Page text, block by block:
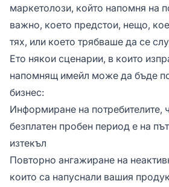
маркетолози, който напомня на
важно, което предстои, нещо,
тях, или което трябваше да се
Ето някои сценарии, в които
напомнящ имейл може да бъде
бизнес:
Информиране на потребителите,
безплатен пробен период е на
изтекъл
Повторно ангажиране на
които са напуснали вашия